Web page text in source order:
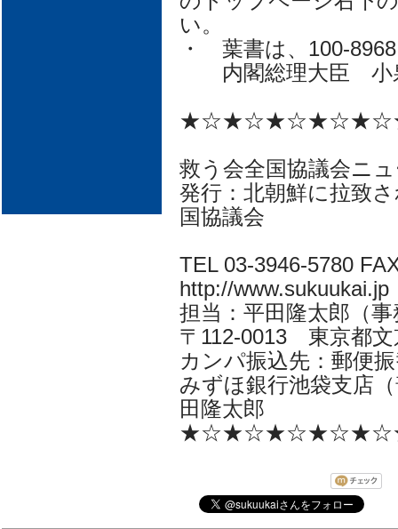
い。
・ 葉書は、100-
内閣総理大臣 小
救う会全国協議会ニ
発行：北朝鮮に拉致
国協議会
TEL 03-3946-5780
http://www.sukuukai.jp
担当：平田隆太郎（
〒112-0013 東京都文
カンパ振込先：郵便
みずほ銀行池袋支店
田隆太郎